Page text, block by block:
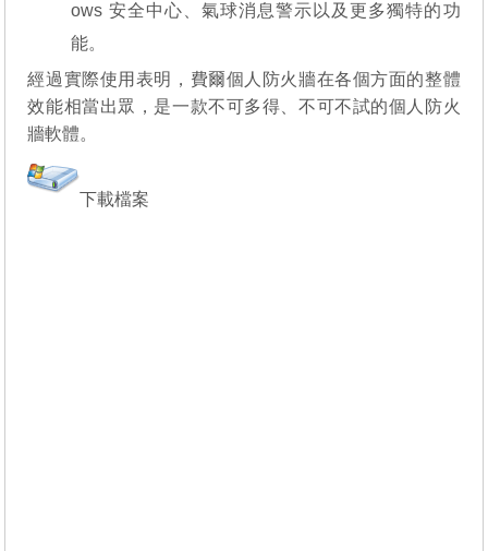
ows 安全中心、氣球消息警示以及更多獨特的功
能。
經過實際使用表明，費爾個人防火牆在各個方面的整體
效能相當出眾，是一款不可多得、不可不試的個人防火
牆軟體。
下載檔案